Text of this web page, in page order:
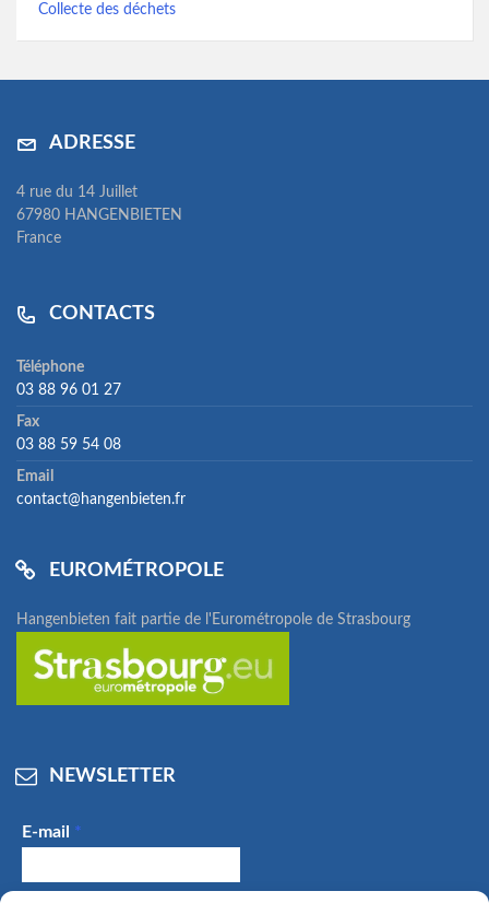
Collecte des déchets
ADRESSE
4 rue du 14 Juillet
67980 HANGENBIETEN
France
CONTACTS
Téléphone
03 88 96 01 27
Fax
03 88 59 54 08
Email
contact@hangenbieten.fr
EUROMÉTROPOLE
Hangenbieten fait partie de l'Eurométropole de Strasbourg
NEWSLETTER
E-mail *